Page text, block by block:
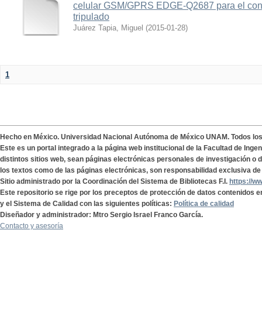
celular GSM/GPRS EDGE-Q2687 para el
tripulado
Juárez Tapia, Miguel (2015-01-28)
1
Hecho en México. Universidad Nacional Autónoma de México UNAM. Todos
Este es un portal integrado a la página web institucional de la Facultad de
distintos sitios web, sean páginas electrónicas personales de investigación o
los textos como de las páginas electrónicas, son responsabilidad exclusiva
Sitio administrado por la Coordinación del Sistema de Bibliotecas F.I. https://
Este repositorio se rige por los preceptos de protección de datos contenidos
y el Sistema de Calidad con las siguientes políticas: Política de calidad
Diseñador y administrador: Mtro Sergio Israel Franco García.
Contacto y asesoría